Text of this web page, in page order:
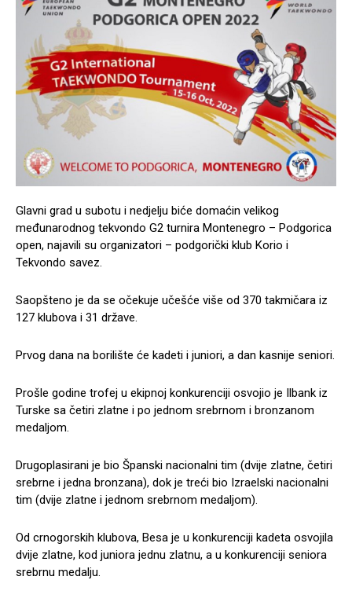
Glavni grad u subotu i nedjelju biće domaćin velikog
međunarodnog tekvondo G2 turnira Montenegro – Podgorica
open, najavili su organizatori – podgorički klub Korio i
Tekvondo savez.
Saopšteno je da se očekuje učešće više od 370 takmičara iz
127 klubova i 31 države.
Prvog dana na borilište će kadeti i juniori, a dan kasnije seniori.
Prošle godine trofej u ekipnoj konkurenciji osvojio je Ilbank iz
Turske sa četiri zlatne i po jednom srebrnom i bronzanom
medaljom.
Drugoplasirani je bio Španski nacionalni tim (dvije zlatne, četiri
srebrne i jedna bronzana), dok je treći bio Izraelski nacionalni
tim (dvije zlatne i jednom srebrnom medaljom).
Od crnogorskih klubova, Besa je u konkurenciji kadeta osvojila
dvije zlatne, kod juniora jednu zlatnu, a u konkurenciji seniora
srebrnu medalju.